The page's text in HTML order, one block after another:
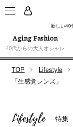
「新しい
Aging Fashion
40代からの大人オシャレ
TOP Lifestyle
「生感覚レンズ」
Lifestyle 特集